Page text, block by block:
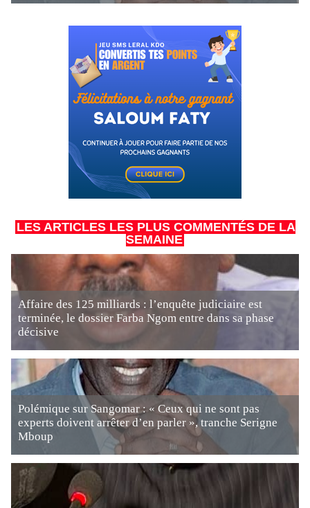
LES ARTICLES LES PLUS COMMENTÉS DE LA
SEMAINE
Affaire des 125 milliards : l’enquête judiciaire est
terminée, le dossier Farba Ngom entre dans sa phase
décisive
Polémique sur Sangomar : « Ceux qui ne sont pas
experts doivent arrêter d’en parler », tranche Serigne
Mboup